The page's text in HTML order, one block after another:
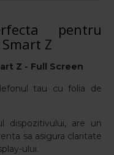
pentru
Z
Z - Full Screen
tau cu folia de
dispozitivului, are un
sa asigura claritate
ului.